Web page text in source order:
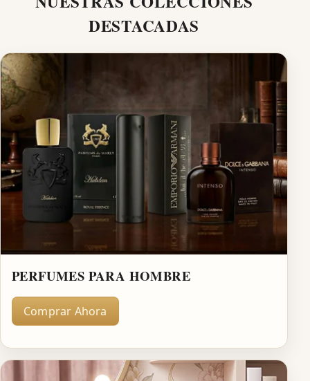
DESTACADAS
PERFUMES PARA HOMBRE
Comprar Ahora